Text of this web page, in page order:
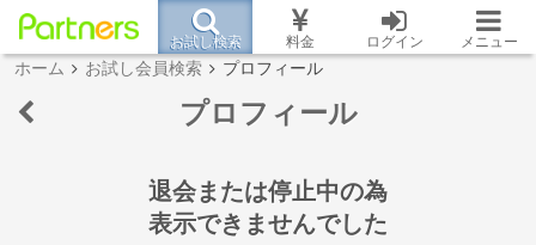
お試し検索 料金 ログイン メニュー
ホーム お試し会員検索 プロフィール
プロフィール
退会または停止中の為
表示できませんでした